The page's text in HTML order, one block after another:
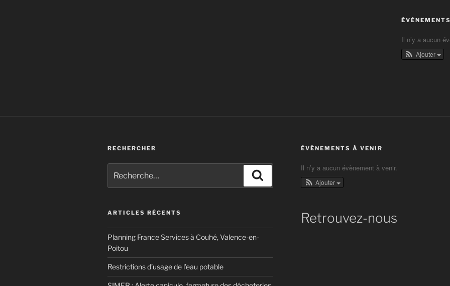
Il n’y a aucun
Ajouter
RECHERCHER
pour
:
Recherche
ARTICLES RÉCENTS
Planning France Services à Couhé, Valence-en-
Poitou
Restrictions d’usage de l’eau potable
ÉVÈNEMENTS À VENIR
Il n’y a aucun évènement à venir.
Ajouter
Retrouvez-nous